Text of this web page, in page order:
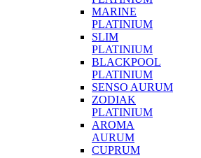
MARINE
PLATINIUM
SLIM
PLATINIUM
BLACKPOOL
PLATINIUM
SENSO AURUM
ZODIAK
PLATINIUM
AROMA
AURUM
CUPRUM